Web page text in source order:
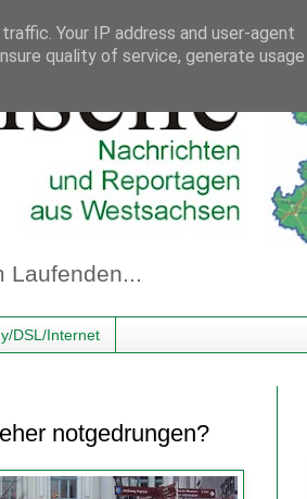
DSL/Internet
notgedrungen?
Your IP address and user-agent
quality of service, generate usage